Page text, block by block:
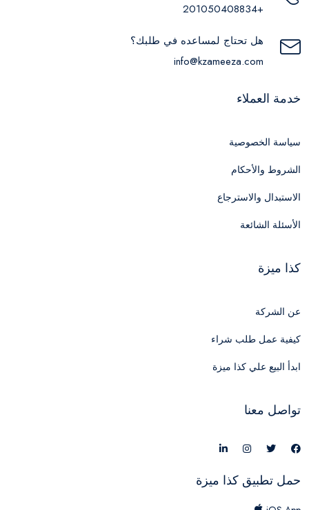
+201050408834
هل تحتاج لمساعده في طلبك؟
info@kzameeza.com
خدمة العملاء
سياسة الخصوصية
الشروط والأحكام
الاستبدال والاسترجاع
الأسئلة الشائعة
كذا ميزة
عن الشركة
كيفية عمل طلب شراء
ابدأ البيع علي كذا ميزة
تواصل معنا
حمل تطبيق كذا ميزة